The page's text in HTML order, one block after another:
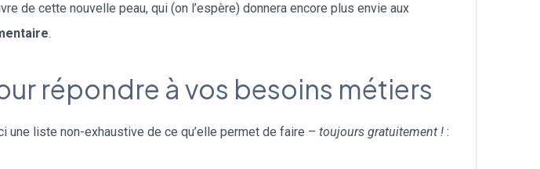
de cette nouvelle peau, qui (on l’espère) donnera encore plus envie aux
.
répondre à vos besoins métiers
une liste non-exhaustive de ce qu’elle permet de faire – toujours gratuitement ! :